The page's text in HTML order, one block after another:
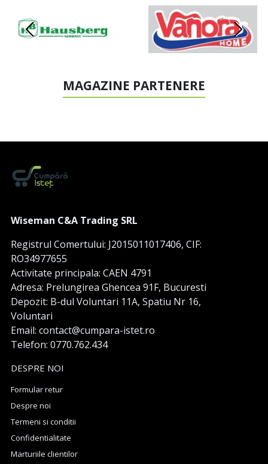
MAGAZINE PARTENERE
Wiseman C&A Trading SRL
Registrul Comertului: J2015011017406, CIF:
RO34977655
Activitate principala: CAEN 4791
Adresa: Prelungirea Ghencea 91F, Bucuresti
Depozit: B-dul Voluntari 11A, Spatiu Nr 16,
Voluntari
Email: contact@cumpara-istet.ro
Telefon: 0770.762.434
DESPRE NOI
Formular retur
Despre noi
Termeni si conditii
Confidentialitate
Marturiile clientilor